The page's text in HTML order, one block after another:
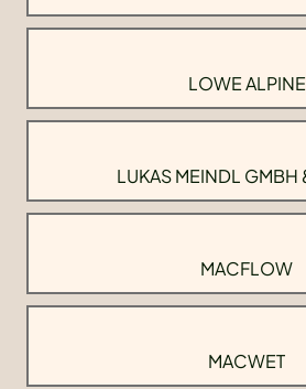
LOWE ALPINE
LUKAS MEINDL GMBH
MACFLOW
MACWET